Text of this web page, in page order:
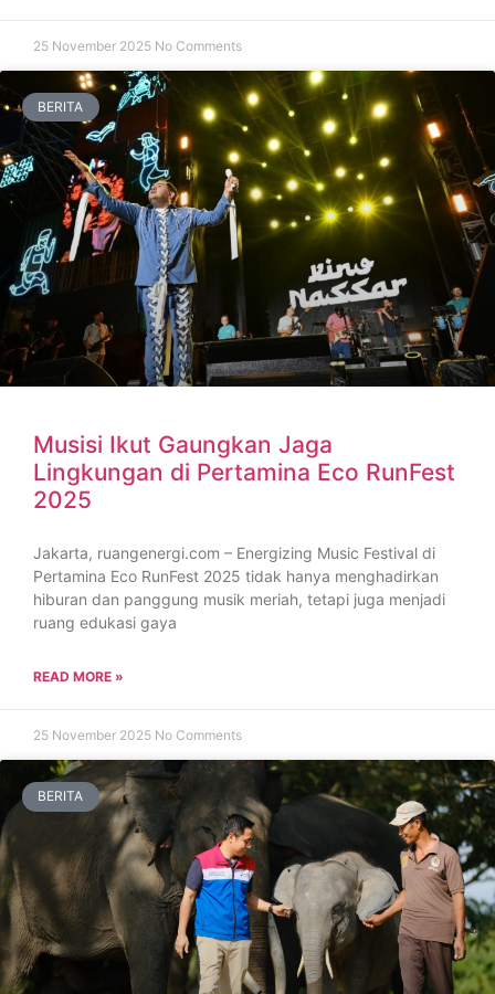
25 November 2025 No Comments
BERITA
Musisi Ikut Gaungkan Jaga
Lingkungan di Pertamina Eco RunFest
2025
Jakarta, ruangenergi.com – Energizing Music Festival di
Pertamina Eco RunFest 2025 tidak hanya menghadirkan
hiburan dan panggung musik meriah, tetapi juga menjadi
ruang edukasi gaya
READ MORE »
25 November 2025 No Comments
BERITA